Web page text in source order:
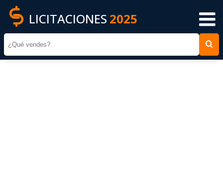
LICITACIONES 2025